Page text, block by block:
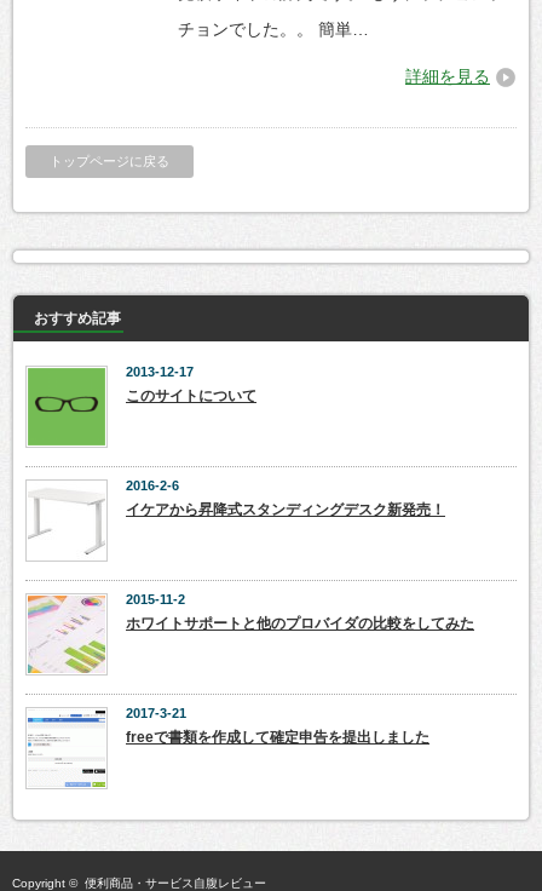
チョンでした。。 簡単…
詳細を見る
トップページに戻る
おすすめ記事
2013-12-17
このサイトについて
2016-2-6
イケアから昇降式スタンディングデスク新発売！
2015-11-2
ホワイトサポートと他のプロバイダの比較をしてみた
2017-3-21
freeで書類を作成して確定申告を提出しました
Copyright © 便利商品・サービス自腹レビュー